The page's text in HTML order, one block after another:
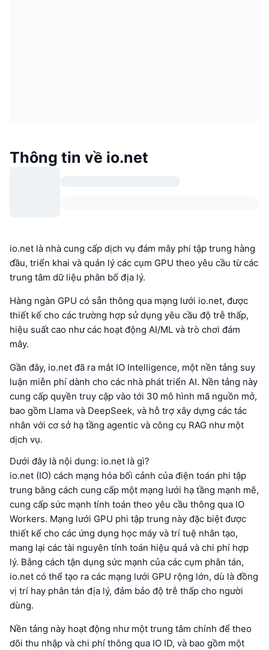
Thông tin về io.net
io.net là nhà cung cấp dịch vụ đám mây phi tập trung hàng
đầu, triển khai và quản lý các cụm GPU theo yêu cầu từ các
trung tâm dữ liệu phân bố địa lý.
Hàng ngàn GPU có sẵn thông qua mạng lưới io.net, được
thiết kế cho các trường hợp sử dụng yêu cầu độ trễ thấp,
hiệu suất cao như các hoạt động AI/ML và trò chơi đám
mây.
Gần đây, io.net đã ra mắt IO Intelligence, một nền tảng suy
luận miễn phí dành cho các nhà phát triển AI. Nền tảng này
cung cấp quyền truy cập vào tới 30 mô hình mã nguồn mở,
bao gồm Llama và DeepSeek, và hỗ trợ xây dựng các tác
nhân với cơ sở hạ tầng agentic và công cụ RAG như một
dịch vụ.
Dưới đây là nội dung: io.net là gì?
io.net (IO) cách mạng hóa bối cảnh của điện toán phi tập
trung bằng cách cung cấp một mạng lưới hạ tầng mạnh mẽ,
cung cấp sức mạnh tính toán theo yêu cầu thông qua IO
Workers. Mạng lưới GPU phi tập trung này đặc biệt được
thiết kế cho các ứng dụng học máy và trí tuệ nhân tạo,
mang lại các tài nguyên tính toán hiệu quả và chi phí hợp
lý. Bằng cách tận dụng sức mạnh của các cụm phân tán,
io.net có thể tạo ra các mạng lưới GPU rộng lớn, dù là đồng
vị trí hay phân tán địa lý, đảm bảo độ trễ thấp cho người
dùng.
Nền tảng này hoạt động như một trung tâm chính để theo
dõi thu nhập và chi phí thông qua IO ID, và bao gồm một